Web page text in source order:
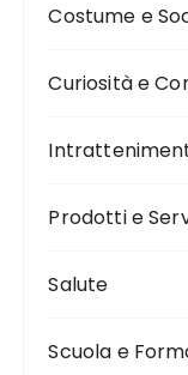
Costume e
Curiosità e
Prodotti e
Salute
Scuola e